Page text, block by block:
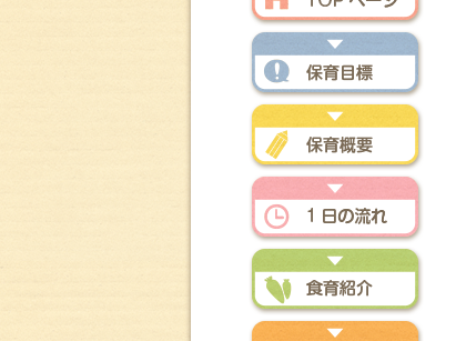
トップページ
保育方針
保育概要
一日の流れ
食育